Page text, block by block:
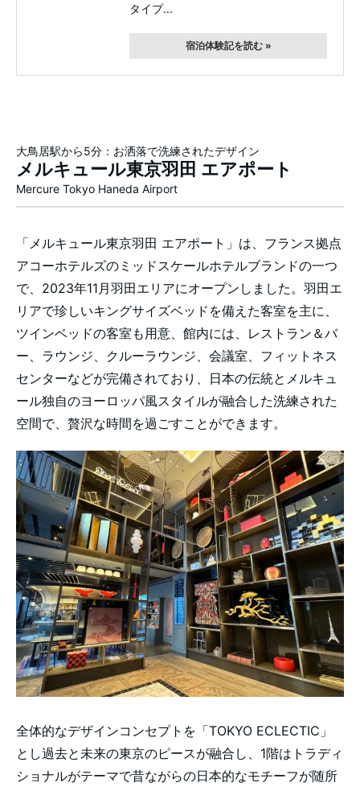
タイプ...
宿泊体験記を読む »
大鳥居駅から5分：お洒落で洗練されたデザイン
メルキュール東京羽田 エアポート
Mercure Tokyo Haneda Airport
「メルキュール東京羽田 エアポート」は、フランス拠点
アコーホテルズのミッドスケールホテルブランドの一つ
で、2023年11月羽田エリアにオープンしました。羽田エ
リアで珍しいキングサイズベッドを備えた客室を主に、
ツインベッドの客室も用意、館内には、レストラン＆バ
ー、ラウンジ、クルーラウンジ、会議室、フィットネス
センターなどが完備されており、日本の伝統とメルキュ
ール独自のヨーロッパ風スタイルが融合した洗練された
空間で、贅沢な時間を過ごすことができます。
全体的なデザインコンセプトを「TOKYO ECLECTIC」
とし過去と未来の東京のピースが融合し、1階はトラディ
ショナルがテーマで昔ながらの日本的なモチーフが随所